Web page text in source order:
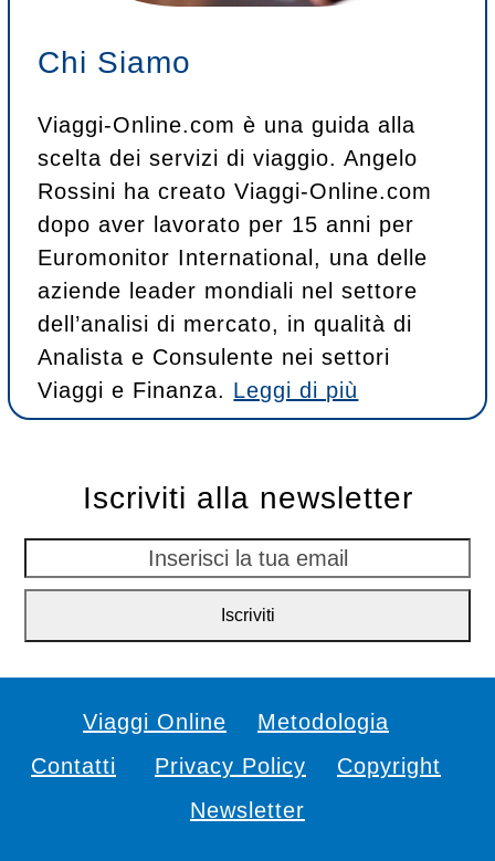
Chi Siamo
Viaggi-Online.com è una guida alla
scelta dei servizi di viaggio. Angelo
Rossini ha creato Viaggi-Online.com
dopo aver lavorato per 15 anni per
Euromonitor International, una delle
aziende leader mondiali nel settore
dell’analisi di mercato, in qualità di
Analista e Consulente nei settori
Viaggi e Finanza. Leggi di più
Iscriviti alla newsletter
la
Iscriviti
Viaggi Online
Metodologia
Contatti
Privacy Policy
Copyright
Newsletter